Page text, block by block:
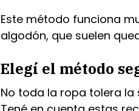
Este método funciona
algodón, que suelen
Elegí el método
No toda la ropa tolera